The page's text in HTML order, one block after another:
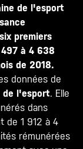
de l'esport
premiers
à 4 638
de 2018.
données de
de l'esport. Elle
dans
de 1 912 à 4
rémunérées